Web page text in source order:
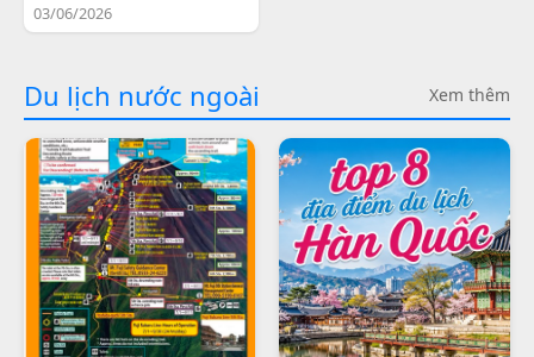
03/06/2026
Du lịch nước ngoài Xem thêm